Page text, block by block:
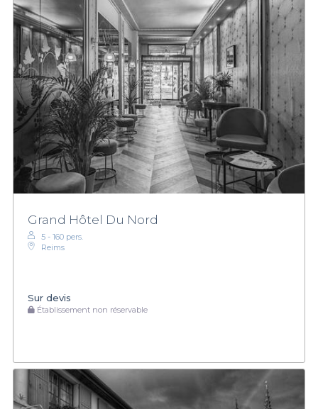
Grand Hôtel Du Nord
5 - 160 pers.
Reims
Sur devis
Établissement non réservable